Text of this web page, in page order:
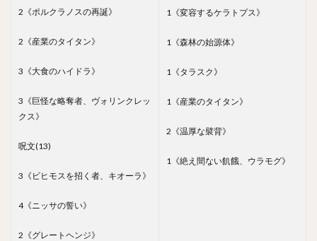
2《ポルクラノスの再誕》
2《産業のタイタン》
3《大食のハイドラ》
3《巨怪な略奪者、ヴォリンクレッ
クス》
呪文(13)
3《ビヒモスを招く者、キオーラ》
4《ニッサの誓い》
2《グレートヘンジ》
1《変容するケラトプス》
1《森林の始源体》
1《タラスク》
1《産業のタイタン》
2《温厚な襞背》
1《絶え間ない飢餓、ウラモグ》